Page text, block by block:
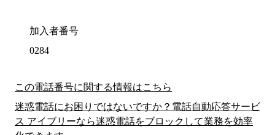
加入者番号
0284
この電話番号に関する情報はこちら
迷惑電話にお困りではないですか？電話自動応答サービ
ス アイブリーなら迷惑電話をブロックして業務を効率